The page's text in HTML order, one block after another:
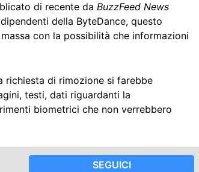
di recente da BuzzFeed News
della ByteDance, questo
con la possibilità che informazioni
richiesta di rimozione si farebbe
testi, dati riguardanti la
biometrici che non verrebbero
SEGUICI